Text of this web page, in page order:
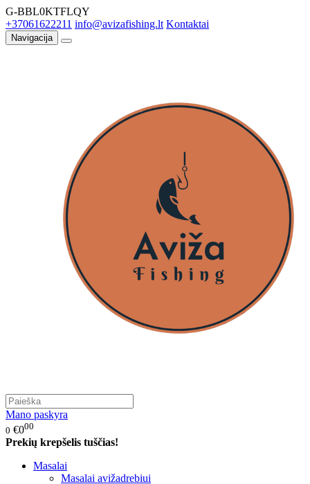
G-BBL0KTFLQY
+37061622211 info@avizafishing.lt Kontaktai
Navigacija
Mano paskyra
0 €000
Prekių krepšelis tuščias!
Masalai
Masalai avižadrebiui